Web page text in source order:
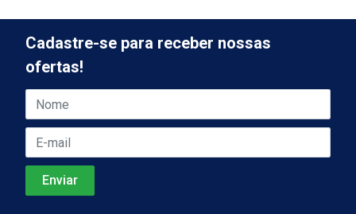
Cadastre-se para receber nossas
ofertas!